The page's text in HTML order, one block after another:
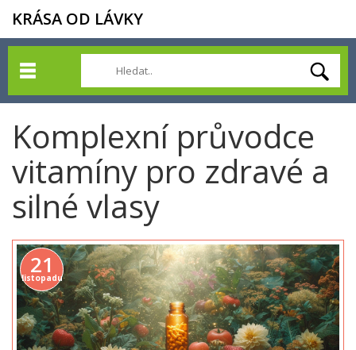
KRÁSA OD LÁVKY
Komplexní průvodce
vitamíny pro zdravé a
silné vlasy
21
listopadu